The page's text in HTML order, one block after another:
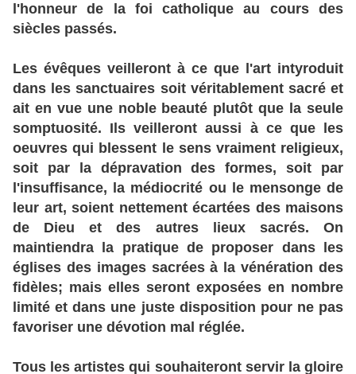
l'honneur de la foi catholique au cours des
siècles passés.
Les évêques veilleront à ce que l'art intyroduit
dans les sanctuaires soit véritablement sacré et
ait en vue une noble beauté plutôt que la seule
somptuosité. Ils veilleront aussi à ce que les
oeuvres qui blessent le sens vraiment religieux,
soit par la dépravation des formes, soit par
l'insuffisance, la médiocrité ou le mensonge de
leur art, soient nettement écartées des maisons
de Dieu et des autres lieux sacrés. On
maintiendra la pratique de proposer dans les
églises des images sacrées à la vénération des
fidèles; mais elles seront exposées en nombre
limité et dans une juste disposition pour ne pas
favoriser une dévotion mal réglée.
Tous les artistes qui souhaiteront servir la gloire